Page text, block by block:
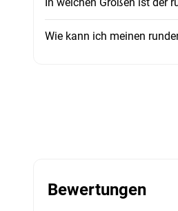
Wie kann ich meinen
Bewertungen